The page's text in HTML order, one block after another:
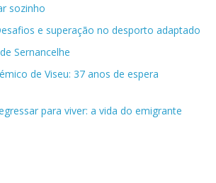
sozinho
e superação no desporto adaptado
Sernancelhe
de Viseu: 37 anos de espera
para viver: a vida do emigrante